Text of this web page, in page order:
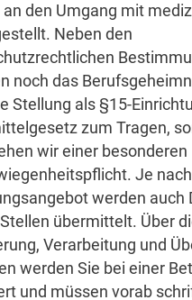
den Umgang mit
Neben den
noch das
Stellung als §15-
zum Tragen,
wir einer besonderen
Je nach
werden auch
übermittelt. Über
Verarbeitung und
werden Sie bei einer
und müssen vorab